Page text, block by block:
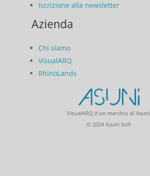
Iscrizione alla newsletter
Azienda
Chi siamo
VisualARQ
RhinoLands
VisualARQ è un marchio di Asuni
© 2024 Asuni Soft